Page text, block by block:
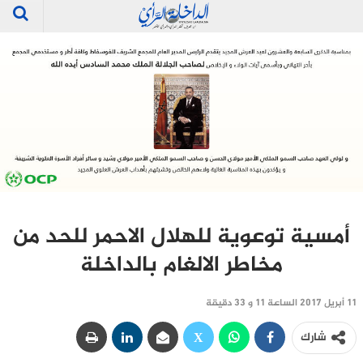
أمسية توعوية للهلال الاحمر للحد من
مخاطر الالغام بالداخلة
11 أبريل 2017 الساعة 11 و 33 دقيقة
شارك